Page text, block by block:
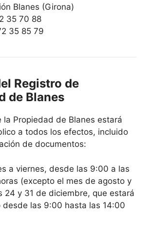
Blanes (Girona)
35 70 88
35 85 79
Registro de
de Blanes
la Propiedad de Blanes estará
a todos los efectos, incluido
de documentos:
a viernes, desde las 9:00 a las
(excepto el mes de agosto y
24 y 31 de diciembre, que estará
desde las 9:00 hasta las 14:00